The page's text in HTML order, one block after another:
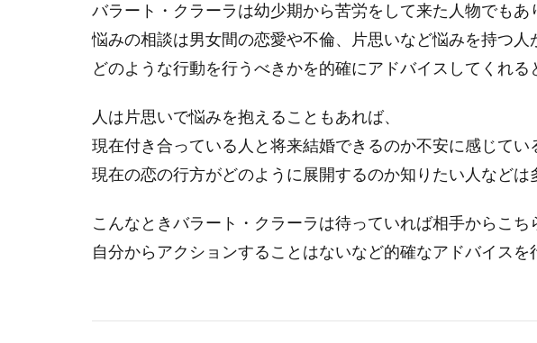
バラート・クラーラは幼少期から苦労をして来た人物でもあ
悩みの相談は男女間の恋愛や不倫、片思いなど悩みを持つ人
どのような行動を行うべきかを的確にアドバイスしてくれる
人は片思いで悩みを抱えることもあれば、
現在付き合っている人と将来結婚できるのか不安に感じてい
現在の恋の行方がどのように展開するのか知りたい人などは
こんなときバラート・クラーラは待っていれば相手からこち
自分からアクションすることはないなど的確なアドバイスを